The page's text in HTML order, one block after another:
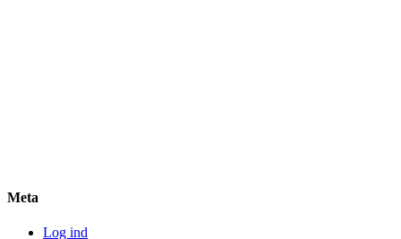
Meta
Log ind